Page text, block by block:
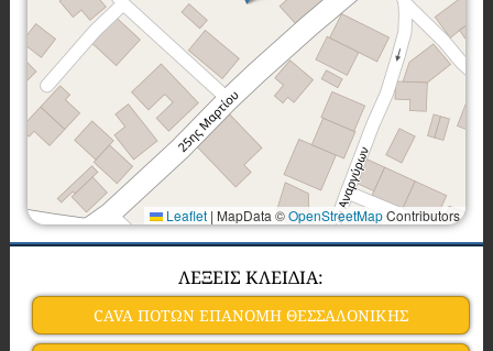
Leaflet | MapData ©OpenStreetMapContributors
ΛΕΞΕΙΣ ΚΛΕΙΔΙΑ:
CAVA ΠΟΤΩΝ ΕΠΑΝΟΜΗ ΘΕΣΣΑΛΟΝΙΚΗΣ